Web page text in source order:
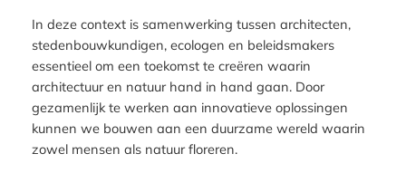
In deze context is samenwerking tussen architecten,
stedenbouwkundigen, ecologen en beleidsmakers
essentieel om een toekomst te creëren waarin
architectuur en natuur hand in hand gaan. Door
gezamenlijk te werken aan innovatieve oplossingen
kunnen we bouwen aan een duurzame wereld waarin
zowel mensen als natuur floreren.